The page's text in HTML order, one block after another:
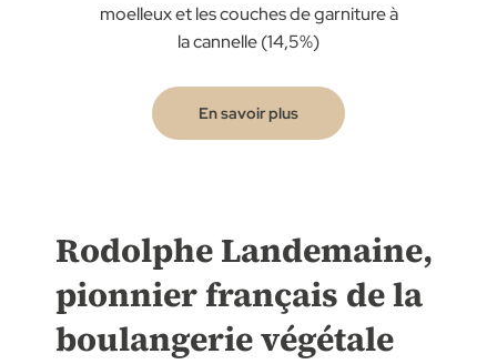
moelleux et les couches de garniture à
la cannelle (14,5%)
En savoir plus
Rodolphe Landemaine,
pionnier français de la
boulangerie végétale